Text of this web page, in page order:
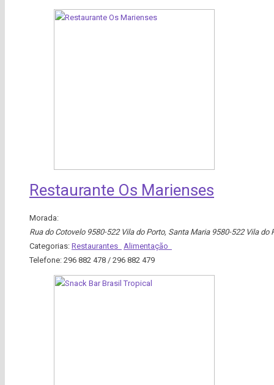
Restaurante Os Marienses
Morada:
Rua do Cotovelo 9580-522 Vila do Porto, Santa Maria 9580-522 Vila do
Categorias: Restaurantes
Alimentação
Telefone: 296 882 478 / 296 882 479